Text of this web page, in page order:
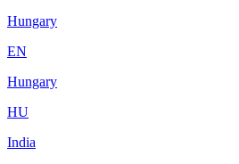
Hungary
EN
Hungary
HU
India